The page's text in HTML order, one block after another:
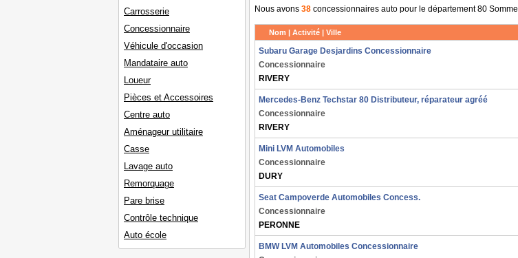
Carrosserie
Concessionnaire
Véhicule d'occasion
Mandataire auto
Loueur
Pièces et Accessoires
Centre auto
Aménageur utilitaire
Casse
Lavage auto
Remorquage
Pare brise
Contrôle technique
Auto école
Nous avons 38 concessionnaires auto pour le département 80 Somme
Nom | Activité | Ville
Subaru Garage Desjardins Concessionnaire
Concessionnaire
RIVERY
Mercedes-Benz Techstar 80 Distributeur, réparateur agréé
Concessionnaire
RIVERY
Mini LVM Automobiles
Concessionnaire
DURY
Seat Campoverde Automobiles Concess.
Concessionnaire
PERONNE
BMW LVM Automobiles Concessionnaire